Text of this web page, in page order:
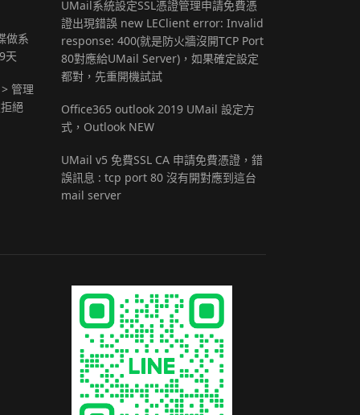
做系
天
管理
絕
UMail系統設定SSL憑證管理申請免費憑
證出現錯誤 new LEClient error: Invalid
response: 400(就是防火牆沒開TCP Port
80對應給UMail Server)，如果確定設定
都對，先重開機試試
Office365 outlook 2019 UMail 設定方
式，Outlook NEW
UMail v5 免費SSL CA 申請免費憑證，錯
誤訊息 : tcp port 80 沒有開對應到這台
mail server